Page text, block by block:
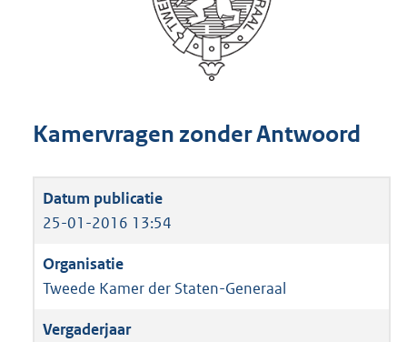
Kamervragen zonder Antwoord
25-01-2016 13:54
Tweede Kamer der Staten-Generaal